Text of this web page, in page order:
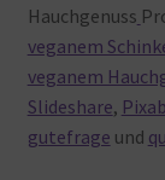
Hauchgenuss
veganem
veganem
Slideshare,
gutefrage und